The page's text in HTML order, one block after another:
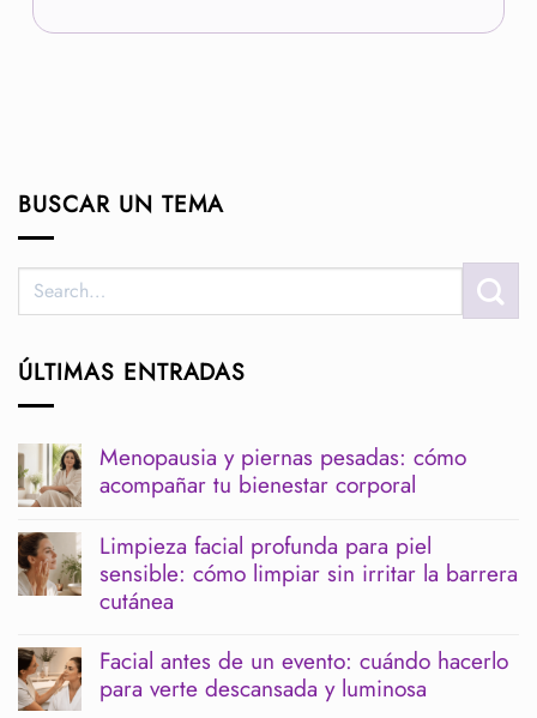
BUSCAR UN TEMA
ÚLTIMAS ENTRADAS
Menopausia y piernas pesadas: cómo
acompañar tu bienestar corporal
hay
comentarios
en
Menopausia
y
pesadas:
cómo
acompañar
tu
Limpieza facial profunda para piel
sensible: cómo limpiar sin irritar la barrera
cutánea
hay
comentarios
en
Limpieza
Facial antes de un evento: cuándo hacerlo
para verte descansada y luminosa